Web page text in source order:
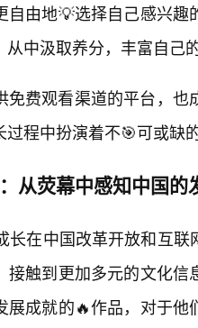
自由地💡选择自己感兴
中汲取养分，丰富自己
免费观看渠道的平台，
程中扮演着不🎯可或缺的
从荧幕中感知中国的
长在中国改革开放和互
接触到更加多元的文化
展成就的🔥作品，对于